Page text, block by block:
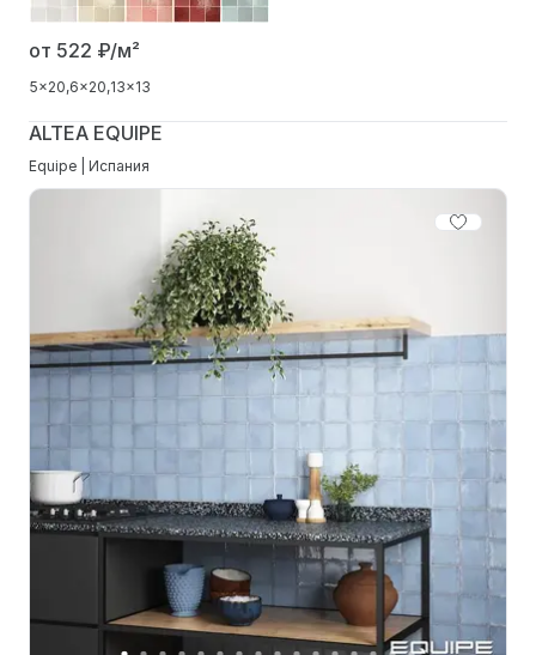
от 522 ₽/м²
5x20 6x20 13x13
ALTEA EQUIPE
Equipe | Испания